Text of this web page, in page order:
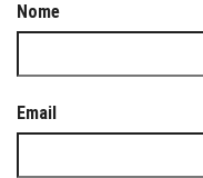
Nome
Email